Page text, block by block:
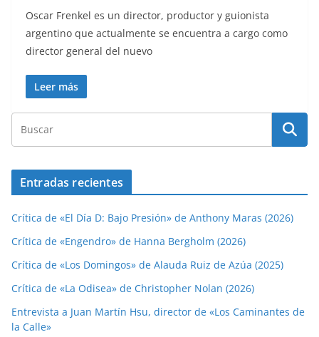
Oscar Frenkel es un director, productor y guionista
argentino que actualmente se encuentra a cargo como
director general del nuevo
Leer más
Entradas recientes
Crítica de «El Día D: Bajo Presión» de Anthony Maras (2026)
Crítica de «Engendro» de Hanna Bergholm (2026)
Crítica de «Los Domingos» de Alauda Ruiz de Azúa (2025)
Crítica de «La Odisea» de Christopher Nolan (2026)
Entrevista a Juan Martín Hsu, director de «Los Caminantes de
la Calle»